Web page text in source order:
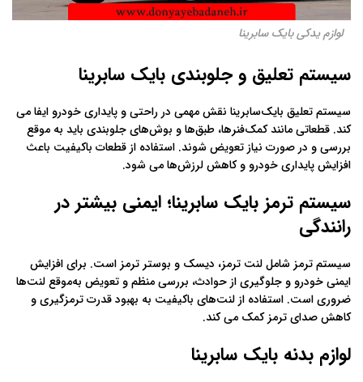
لوازم یدکی بایک سابرینا
سیستم تعلیق و جلوبندی بایک سابرینا
سیستم تعلیق بایک‌سابرینا نقش مهمی در راحتی و پایداری خودرو ایفا می‌
کند. قطعاتی مانند کمک‌فنرها، طبق‌ها و بوش‌های جلوبندی باید به‌ موقع
بررسی و در صورت نیاز تعویض شوند. استفاده از قطعات باکیفیت باعث
افزایش پایداری خودرو و کاهش لرزش‌ها می‌ شود.
سیستم ترمز بایک سابرینا؛ ایمنی بیشتر در
رانندگی
سیستم ترمز شامل لنت ترمز، دیسک و بوستر ترمز است. برای افزایش
ایمنی خودرو و جلوگیری از حوادث، بررسی منظم و تعویض به‌موقع لنت‌ها
ضروری است. استفاده از لنت‌های باکیفیت به بهبود قدرت ترمزگیری و
کاهش صدای ترمز کمک می‌ کند.
لوازم بدنه بایک سابرینا